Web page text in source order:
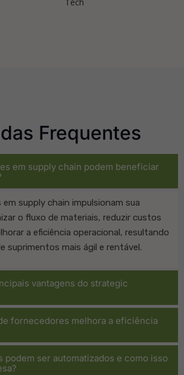
Frequentes
em supply chain podem beneficiar
em supply chain impulsionam sua
o fluxo de materiais, reduzir custos
a eficiência operacional, resultando
suprimentos mais ágil e rentável.
vantagens do strategic
fornecedores melhora a eficiência
podem ser automatizados e como isso